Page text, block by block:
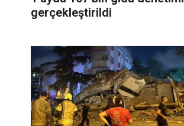
gerçekleştirildi